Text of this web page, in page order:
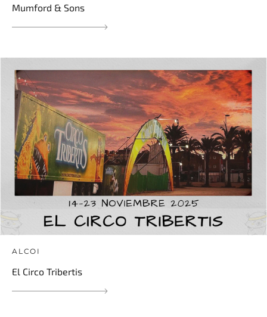
Mumford & Sons
ALCOI
El Circo Tribertis